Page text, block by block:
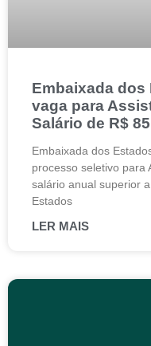
Embaixada dos
vaga para
Salário de R$
Embaixada dos
processo seletivo para
salário anual superior
Estados
LER MAIS